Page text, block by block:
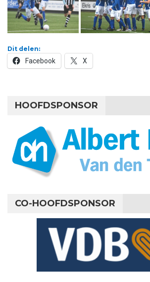
Dit delen:
Facebook X
HOOFDSPONSOR
CO-HOOFDSPONSOR